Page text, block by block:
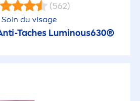
(562)
Soin du visage
Taches Luminous630®